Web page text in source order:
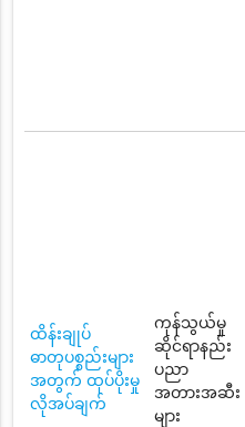
ထိန်းချုပ်
ဓာတုပစ္စည်းများ
အတွက် ထုပ်ပိုးမှု
လိုအပ်ချက်
ကုန်သွယ်မှု
ဆိုင်ရာနည်း
ပညာ
အတားအဆီး
များ